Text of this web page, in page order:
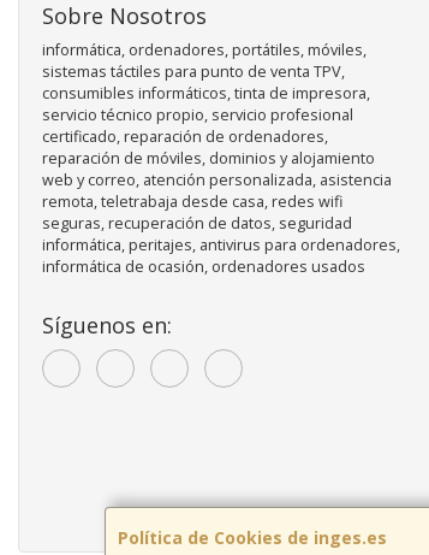
Política de Cookies de inges.es
Sobre Nosotros
informática, ordenadores, portátiles, móviles,
sistemas táctiles para punto de venta TPV,
consumibles informáticos, tinta de impresora,
servicio técnico propio, servicio profesional
certificado, reparación de ordenadores,
reparación de móviles, dominios y alojamiento
web y correo, atención personalizada, asistencia
remota, teletrabaja desde casa, redes wifi
seguras, recuperación de datos, seguridad
informática, peritajes, antivirus para ordenadores,
informática de ocasión, ordenadores usados
Síguenos en: